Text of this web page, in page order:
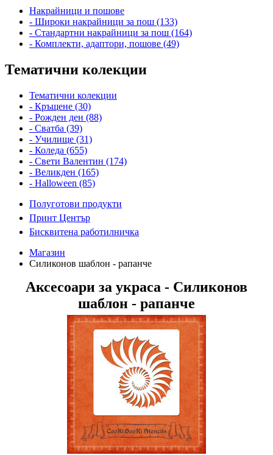
Накрайници и пошове
- Широки накрайници за пош (133)
- Стандартни накрайници за пош (164)
- Комплекти, адаптори, пошове (49)
Тематични колекции
Тематични колекции
- Кръщене (30)
- Рожден ден (88)
- Сватба (39)
- Училище (31)
- Коледа (655)
- Свети Валентин (174)
- Великден (165)
- Halloween (85)
Полуготови продукти
Принт Център
Бисквитена работилничка
Магазин
Силиконов шаблон - рапанче
Аксесоари за украса - Силиконов
шаблон - рапанче